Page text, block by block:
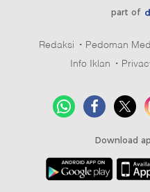
part of
Redaksi Pedoman
Info Iklan
Download